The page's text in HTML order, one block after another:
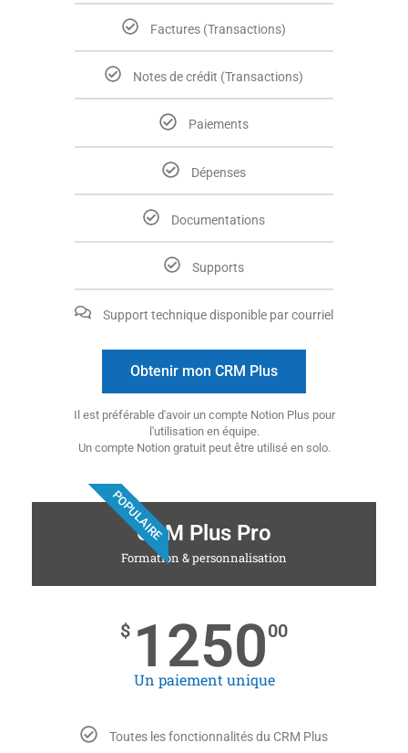
Factures (Transactions)
Notes de crédit (Transactions)
Paiements
Dépenses
Documentations
Supports
Support technique disponible par courriel
Obtenir mon CRM Plus
Il est préférable d'avoir un compte Notion Plus pour
l'utilisation en équipe.
Un compte Notion gratuit peut être utilisé en solo.
POPULAIRECRM Plus Pro
Formation & personnalisation
$ 125000
Un paiement unique
Toutes les fonctionnalités du CRM Plus